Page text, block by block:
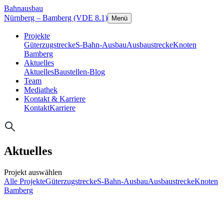
Bahnausbau
Nürnberg – Bamberg (VDE 8.1)
Menü
Projekte
GüterzugstreckeS-Bahn-AusbauAusbaustreckeKnoten
Bamberg
Aktuelles
AktuellesBaustellen-Blog
Team
Mediathek
Kontakt & Karriere
KontaktKarriere
Aktuelles
Projekt auswählen
Alle ProjekteGüterzugstreckeS-Bahn-AusbauAusbaustreckeKnoten
Bamberg